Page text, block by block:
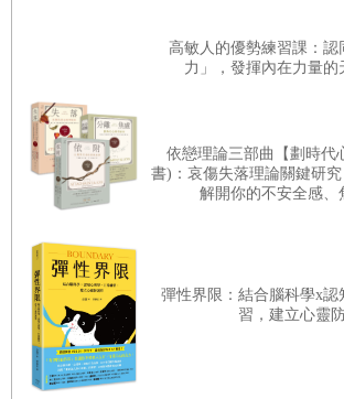
老化這件事，對誰來說都是負面的。一
了，一會兒腰痠一會兒背痛的，白頭髮和
一般人定會嘆口氣說：「唉，老囉！」不致
吧！不過，老化雖是負面的，但正在老化中
面，這種現象是長久以來心理學上的大謎
超過九十歲高齡的人，就會發現他們不但
反而快活地度過每一天呢！
面對這樣的人，你會進一步發現，似乎
記得平安快樂的事情，例如：投稿俳句入選
來探望了、搭公車去旅行等等。要是你問他
高敏人的優勢練習課：認
力」，發揮內在力量的
依戀理論三部曲【劃時代
書)：哀傷失落理論關鍵研
解開你的不安全感、
彈性界限：結合腦科學x認
習，建立心靈